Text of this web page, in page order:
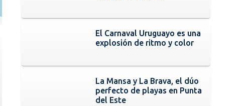
El Carnaval Uruguayo es una
explosión de ritmo y color
La Mansa y La Brava, el dúo
perfecto de playas en Punta
del Este